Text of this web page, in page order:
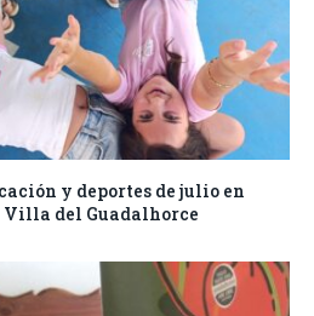
y deportes de julio en
del Guadalhorce